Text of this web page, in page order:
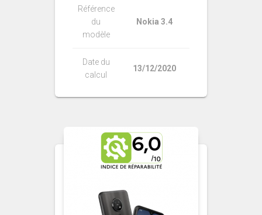
Référence
du
modèle
Nokia 3.4
Date du
calcul
13/12/2020